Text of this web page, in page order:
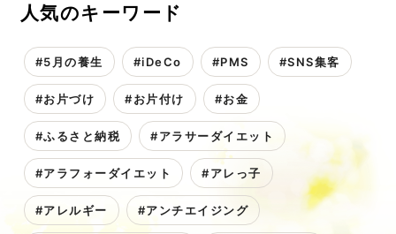
人気のキーワード
#5月の養生 #iDeCo #PMS #SNS集客
#お片づけ #お片付け #お金
#ふるさと納税 #アラサーダイエット
#アラフォーダイエット #アレっ子
#アレルギー #アンチエイジング